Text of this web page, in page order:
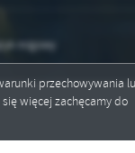
przechowywania
więcej zachęcamy do
migowy